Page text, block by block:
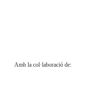
Amb la col·laboració de: